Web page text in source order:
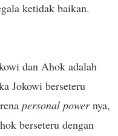
ketidak baikan.
dan Ahok adalah
Jokowi berseteru
personal powernya,
berseteru dengan